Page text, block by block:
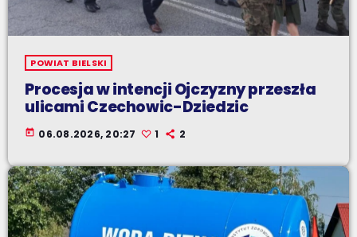
POWIAT BIELSKI
Procesja w intencji Ojczyzny przeszła
ulicami Czechowic-Dziedzic
today 06.08.2026, 20:27 1 2